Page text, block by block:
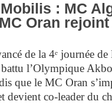
: MC
Oran
de la 4ᵉ journée
l’Olympique
que le MC Oran
devient co-leader du